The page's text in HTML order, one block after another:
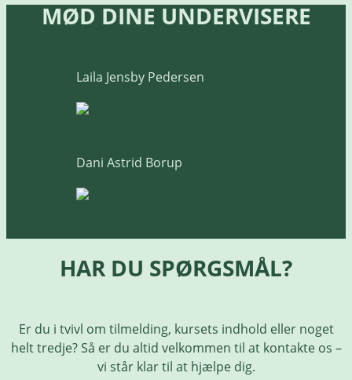
MØD DINE UNDERVISERE
Laila Jensby Pedersen
Dani Astrid Borup
HAR DU SPØRGSMÅL?
Er du i tvivl om tilmelding, kursets indhold eller noget
helt tredje? Så er du altid velkommen til at kontakte os –
vi står klar til at hjælpe dig.